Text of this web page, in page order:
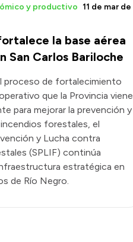
la base aérea
San Carlos Bariloche
y productivo 11 de mar de
proceso de fortalecimiento
que la Provincia viene
para mejorar la prevención y
forestales, el
y Lucha contra
(SPLIF) continúa
estratégica en
de Río Negro.